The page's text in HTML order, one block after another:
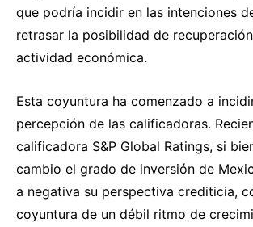
que podría incidir en las intenciones
retrasar la posibilidad de
actividad económica.
Esta coyuntura ha comenzado a
percepción de las calificadoras.
calificadora S&P Global Ratings, si
cambio el grado de inversión de
a negativa su perspectiva crediticia,
coyuntura de un débil ritmo de